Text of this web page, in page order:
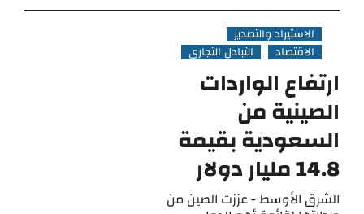
الاستيراد والتصدير
الاقتصاد
التبادل التجاري
ارتفاع الواردات
الصينية من
السعودية بقيمة
14.8 مليار دولار
الشرق الأوسط - عززت الصين من